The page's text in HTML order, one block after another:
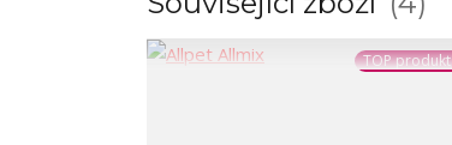
TOP produkt